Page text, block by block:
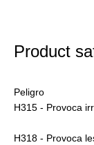
Product
Peligro
H315 - Provoca
H318 - Provoca